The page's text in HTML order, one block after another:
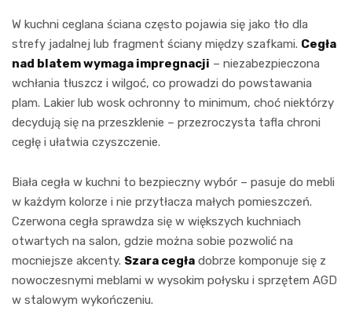
W kuchni ceglana ściana często pojawia się jako tło dla
strefy jadalnej lub fragment ściany między szafkami. Cegła
nad blatem wymaga impregnacji – niezabezpieczona
wchłania tłuszcz i wilgoć, co prowadzi do powstawania
plam. Lakier lub wosk ochronny to minimum, choć niektórzy
decydują się na przeszklenie – przezroczysta tafla chroni
cegłę i ułatwia czyszczenie.
Biała cegła w kuchni to bezpieczny wybór – pasuje do mebli
w każdym kolorze i nie przytłacza małych pomieszczeń.
Czerwona cegła sprawdza się w większych kuchniach
otwartych na salon, gdzie można sobie pozwolić na
mocniejsze akcenty. Szara cegła dobrze komponuje się z
nowoczesnymi meblami w wysokim połysku i sprzętem AGD
w stalowym wykończeniu.